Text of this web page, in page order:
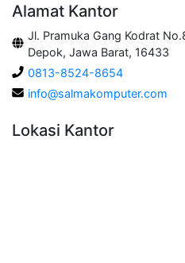
Alamat Kantor
Jl. Pramuka Gang Kodrat
Depok, Jawa Barat, 16433
0813-8524-8654
info@salmakomputer.com
Lokasi Kantor